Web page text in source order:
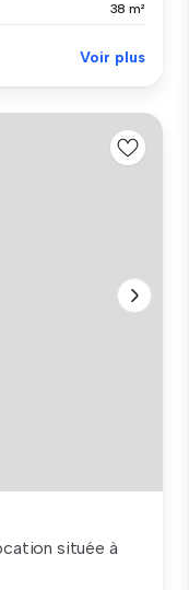
38 m²
Voir plus
située à